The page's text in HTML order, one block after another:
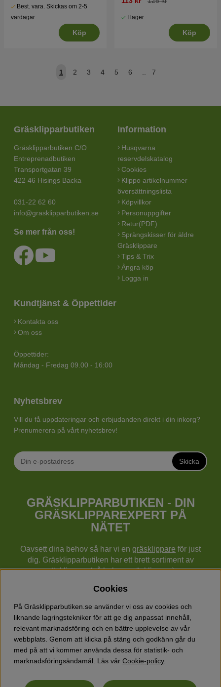
Best. vara. Skickas om 2-5
vardagar
Köp
I lager
Köp
1 2 3 4 5 6 7
Gräsklipparbutiken
Gräsklipparbutiken C/O
Entreprenadbutiken
Transportgatan 39
422 46 Hisings Backa
031-22 62 60
info@grasklipparbutiken.se
Se mer från oss!
Information
Husqvarna
reservdelskatalog
Cookies
Klippo artikelnummer
översättningslista
Köpvillkor
Personuppgifter
Retur(PDF)
Sprängskisser för äldre
Gräsklippare
Tips & Trix
Ångra köp
Logga in
Kundtjänst & Öppettider
Kontakta oss
Om oss
Öppettider:
Måndag - Fredag 09.00 - 16:00
Nyhetsbrev
Vill du få uppdateringar och erbjudanden direkt i din inkorg?
Prenumerera på vårt nyhetsbrev!
Skicka
GRÄSKLIPPARBUTIKEN - DIN
GRÄSKLIPPAREXPERT PÅ
NÄTET
Oavsett dina behov så har vi en gräsklippare för just
dig. Gräsklipparbutiken har ett brett sortiment av
gräsklippare (gå bakom gräsklippare),
cylindergräsklippare, traktorer mm från Husqvarna,
Klippo och Gardena.
Utöver gräsklippare finns också ett brett sortiment hos
Gräsklipparbutiken med skog & trädgårdsprodukter så
som grästrimmers, röjsågar, motorsågar, häcksaxar,
jordfräsar, lövblåsar, snöslungor, vertikalskärare, elverk,
skyddsutrustning, kläder, oljor, barnleksaker mm.
Cookies
På Gräsklipparbutiken.se använder vi oss av cookies och
liknande lagringstekniker för att ge dig anpassat innehåll,
relevant marknadsföring och en bättre upplevelse av vår
webbplats. Genom att klicka på stäng och godkänn går du
med på att vi kommer använda dessa för statistik- och
marknadsföringsändamål. Läs vår Cookie-policy.